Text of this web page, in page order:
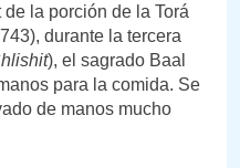
la porción de la Torá
durante la tercera
), el sagrado Baal
para la comida. Se
de manos mucho